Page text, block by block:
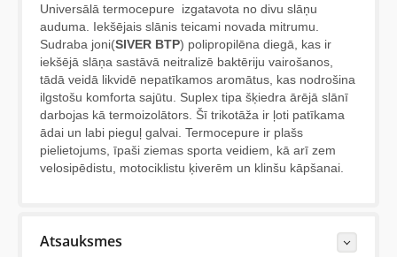
Universālā termocepure izgatavota no divu slāņu
auduma. Iekšējais slānis teicami novada mitrumu.
Sudraba joni(SIVER BTP) polipropilēna diegā, kas ir
iekšējā slāņa sastāvā neitralizē baktēriju vairošanos,
tādā veidā likvidē nepatīkamos aromātus, kas nodrošina
ilgstošu komforta sajūtu. Suplex tipa šķiedra ārējā slānī
darbojas kā termoizolātors. Šī trikotāža ir ļoti patīkama
ādai un labi pieguļ galvai. Termocepure ir plašs
pielietojums, īpaši ziemas sporta veidiem, kā arī zem
velosipēdistu, motociklistu ķiverēm un klinšu kāpšanai.
Atsauksmes